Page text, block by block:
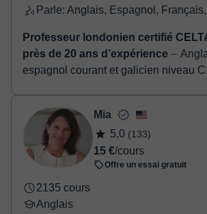
Professeur londonien certifié
près de 20 ans d’expérience ⏤ Anglais natif,
espagnol courant et galicien niveau
Mia
5,0 (133)
15 €/cours
Offre un essai gratuit
2135 cours
Anglais